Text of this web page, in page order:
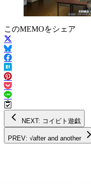
このMEMOをシェア
NEXT: コイビト遊戯
PREV: √after and another